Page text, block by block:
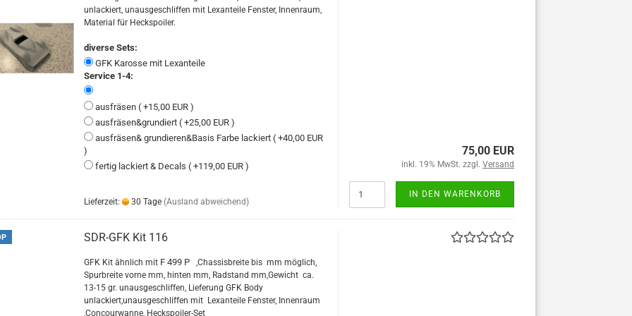
unlackiert, unausgeschliffen mit Lexanteile Fenster, Innenraum,
Material für Heckspoiler.
diverse Sets:
GFK Karosse mit Lexanteile
Service 1-4:
ausfräsen ( +15,00 EUR )
ausfräsen&grundiert ( +25,00 EUR )
ausfräsen& grundieren&Basis Farbe lackiert ( +40,00 EUR
)
fertig lackiert & Decals ( +119,00 EUR )
Lieferzeit: 30 Tage (Ausland abweichend)
75,00 EUR
inkl. 19% MwSt. zzgl. Versand
IN DEN WARENKORB
SDR-GFK Kit 116
GFK Kit ähnlich mit F 499 P ,Chassisbreite bis mm möglich,
Spurbreite vorne mm, hinten mm, Radstand mm,Gewicht ca.
13-15 gr. unausgeschliffen, Lieferung GFK Body
unlackiert,unausgeschliffen mit Lexanteile Fenster, Innenraum
,Concourwanne, Heckspoiler-Set